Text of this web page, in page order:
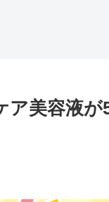
美容液が